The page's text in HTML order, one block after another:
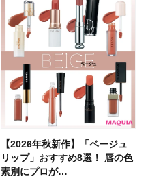
【2026年秋新作】「ベージュ
リップ」おすすめ8選！ 唇の色
素別にプロが…
【石井美保さん】おすすめの
「ブライトニング」11選！ ス
キンケアからサプ…
【2026年秋新作】「ベージュ
リップ」おすすめ8選！ 唇の色
素別にプロが…
【2026年】ボディ用日焼け止
めUVのおすすめ20選！ この夏
注目の人気…
【板野友美さんの美活】「最
近、下の歯の矯正を再開したん
です」オーラルケア…
【2026年夏】小顔に見えるボ
ブの髪型37選！ レイヤー・切
りっぱなしな…
【2026年8月の一粒万倍日】お
すすめの開運コスメ＆美容アイ
テム10選！
【限定】&be「リップカラーデ
ュオ 01 ピンクベージュ」レビ
ュー｜落ち…